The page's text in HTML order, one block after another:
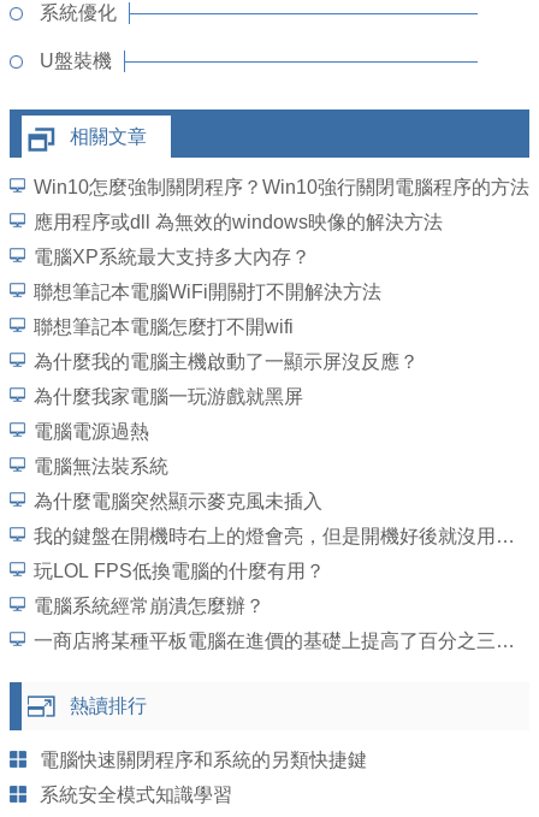
系統優化
U盤裝機
相關文章
Win10怎麼強制關閉程序？Win10強行關閉電腦程序的方法
應用程序或dll 為無效的windows映像的解決方法
電腦XP系統最大支持多大內存？
聯想筆記本電腦WiFi開關打不開解決方法
聯想筆記本電腦怎麼打不開wifi
為什麼我的電腦主機啟動了一顯示屏沒反應？
為什麼我家電腦一玩游戲就黑屏
電腦電源過熱
電腦無法裝系統
為什麼電腦突然顯示麥克風未插入
我的鍵盤在開機時右上的燈會亮，但是開機好後就沒用了，重開電腦也一樣，並且不是鍵盤
玩LOL FPS低換電腦的什麼有用？
電腦系統經常崩潰怎麼辦？
一商店將某種平板電腦在進價的基礎上提高了百分之三十五標價，然後打出 九折酬賓，外
熱讀排行
電腦快速關閉程序和系統的另類快捷鍵
系統安全模式知識學習